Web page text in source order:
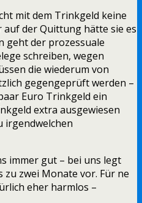
mit dem Trinkgeld keine
auf der Quittung hätte sie es
geht der prozessuale
schreiben, wegen
die wiederum von
gegengeprüft werden –
Euro Trinkgeld ein
extra ausgewiesen
irgendwelchen
immer gut – bei uns legt
zu zwei Monate vor. Für ne
eher harmlos –